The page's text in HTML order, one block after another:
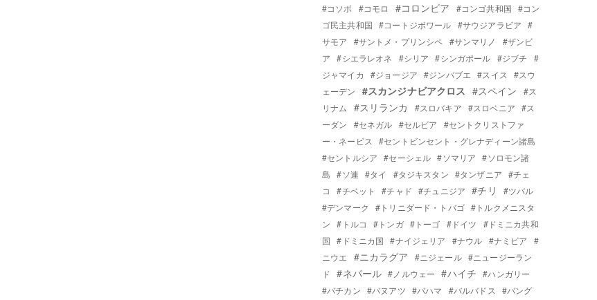
#コソボ #コモロ #コロンビア #コンゴ共和国 #コン
ゴ民主共和国 #コートジボワール #サウジアラビア
#
サモア
#サントメ・プリンシペ #サンマリノ
#ザンビ
ア
#シエラレオネ #シリア #シンガポール #ジブチ
#
ジャマイカ
#ジョージア #ジンバブエ #スイス
#スウ
ェーデン
#スカンジナビアクロス #スペイン
#ス
リナム
#スリランカ #スロバキア #スロベニア #ス
ーダン
#セネガル #セルビア
#セントクリストファ
ー・ネービス
#セントビンセント・グレナディーン諸島
#セントルシア
#セーシェル #ソマリア
#ソロモン諸
島
#ソ連 #タイ #タジキスタン #タンザニア #チェ
コ
#チベット #チャド #チュニジア #チリ
#ツバル
#デンマーク
#トリニダード・トバゴ #トルクメニスタ
ン
#トルコ #トンガ #トーゴ #ドイツ
#ドミニカ共和
国
#ドミニカ国 #ナイジェリア #ナウル #ナミビア
#
ニウエ
#ニカラグア #ニジェール #ニュージーラン
ド
#ネパール #ノルウェー #ハイチ
#ハンガリー
#バチカン #バヌアツ #バハマ #バルバドス
#バング